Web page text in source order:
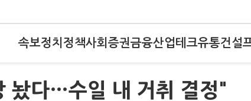
속보정치 정책사회 증권금융산업테크유통건설
놨다…수일 내 거취 결정"